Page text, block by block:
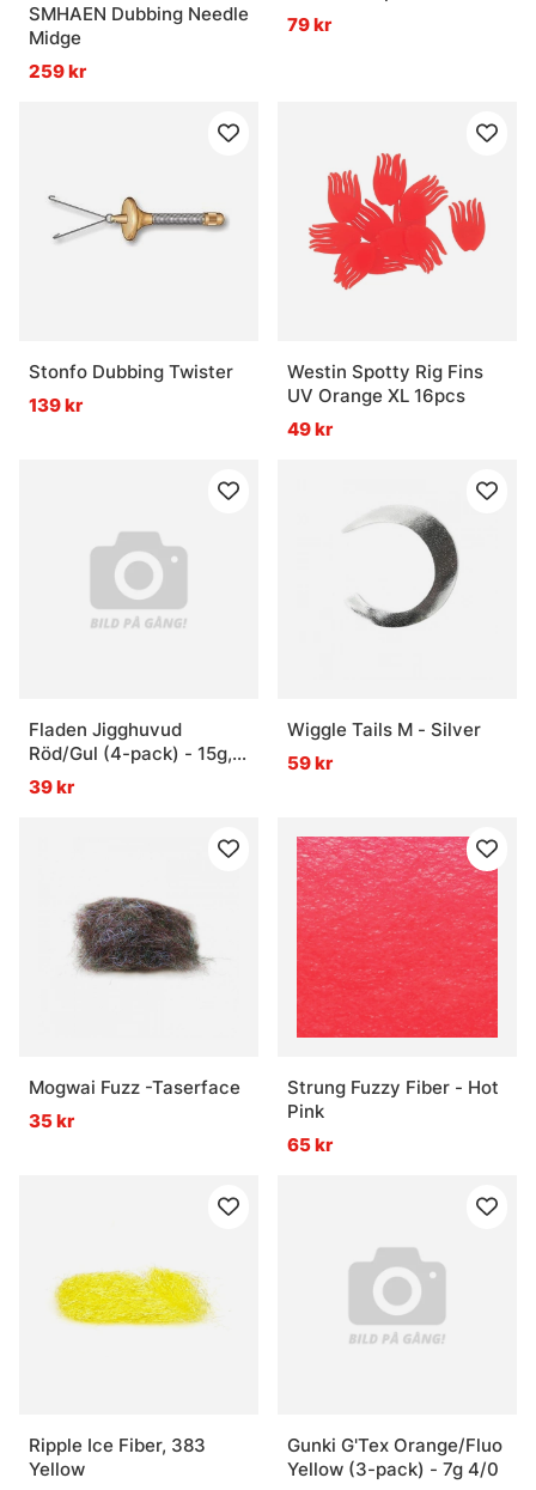
SMHAEN Dubbing Needle
Midge
259 kr
79 kr
Stonfo Dubbing Twister
139 kr
Westin Spotty Rig Fins
UV Orange XL 16pcs
49 kr
Fladen Jigghuvud
Röd/Gul (4-pack) - 15g,
4/0
39 kr
Wiggle Tails M - Silver
59 kr
Mogwai Fuzz -Taserface
35 kr
Strung Fuzzy Fiber - Hot
Pink
65 kr
Ripple Ice Fiber, 383
Yellow
Gunki G'Tex Orange/Fluo
Yellow (3-pack) - 7g 4/0